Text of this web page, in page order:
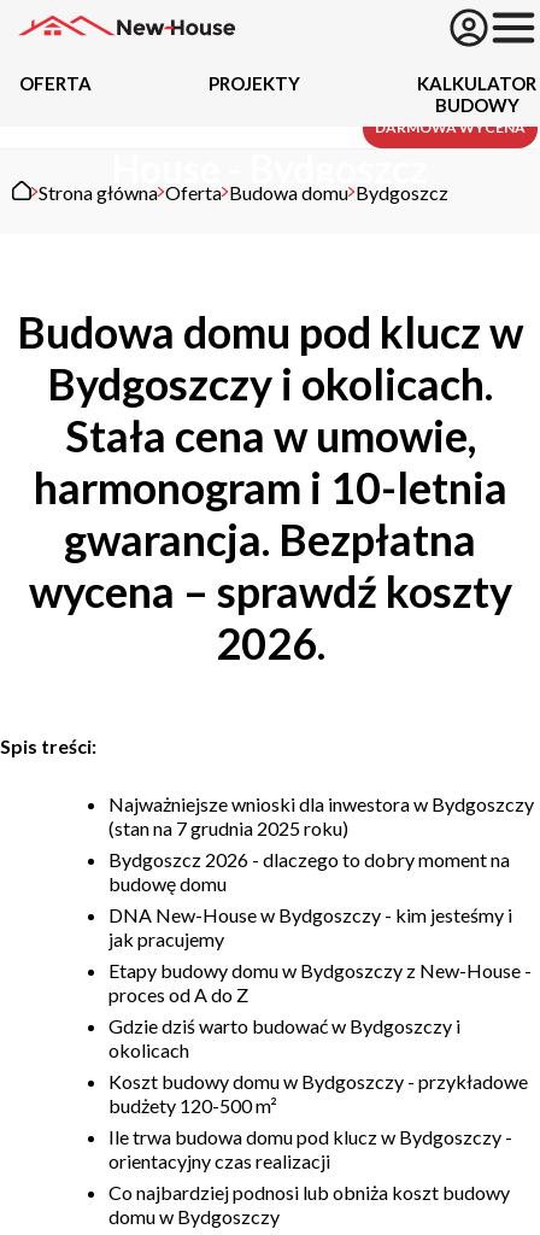
Kredyty
Dokumentacja
20434 Projektów z wyceną
Projekty indywidualne
Budowa domu
Budynki biurowe
Realizacje
Referencje
KALKULATOR BUDOWY
OFERTA PROJEKTY
KALKULATOR
BUDOWY
Budowa domu z New
Strona główna Oferta Budowa domu Bydgoszcz
Budowa domu pod klucz w
Bydgoszczy i okolicach.
Stała cena w umowie,
harmonogram i 10-letnia
gwarancja. Bezpłatna
wycena – sprawdź koszty
2026.
Spis treści:
Najważniejsze wnioski dla inwestora w Bydgoszczy
(stan na 7 grudnia 2025 roku)
Bydgoszcz 2026 - dlaczego to dobry moment na
budowę domu
DNA New-House w Bydgoszczy - kim jesteśmy i
jak pracujemy
Etapy budowy domu w Bydgoszczy z New-House -
proces od A do Z
Gdzie dziś warto budować w Bydgoszczy i
okolicach
Koszt budowy domu w Bydgoszczy - przykładowe
budżety 120-500 m²
Ile trwa budowa domu pod klucz w Bydgoszczy -
orientacyjny czas realizacji
Co najbardziej podnosi lub obniża koszt budowy
domu w Bydgoszczy
DARMOWA WYCENA